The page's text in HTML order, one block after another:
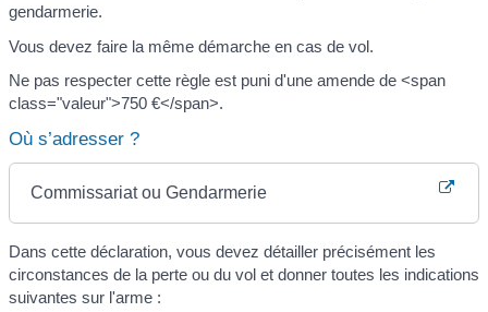
gendarmerie.
Vous devez faire la même démarche en cas de vol.
Ne pas respecter cette règle est puni d'une amende de <span
class="valeur">750 €</span>.
Où s’adresser ?
Commissariat ou Gendarmerie
Dans cette déclaration, vous devez détailler précisément les
circonstances de la perte ou du vol et donner toutes les indications
suivantes sur l'arme :